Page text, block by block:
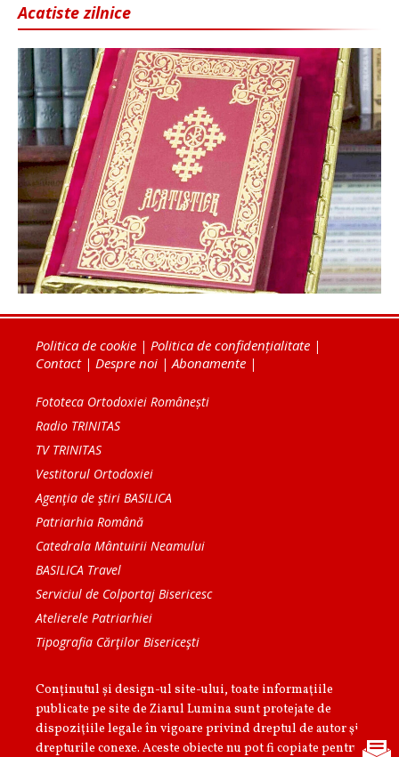
Acatiste zilnice
Politica de cookie | Politica de confidențialitate |
Contact| Despre noi |Abonamente |
Fototeca Ortodoxiei Românești
Radio TRINITAS
TV TRINITAS
Vestitorul Ortodoxiei
Agenţia de ştiri BASILICA
Patriarhia Română
Catedrala Mântuirii Neamului
BASILICA Travel
Serviciul de Colportaj Bisericesc
Atelierele Patriarhiei
Tipografia Cărţilor Bisericeşti
Conținutul și design-ul site-ului, toate informaţiile
publicate pe site de Ziarul Lumina sunt protejate de
dispoziţiile legale în vigoare privind dreptul de autor şi
drepturile conexe. Aceste obiecte nu pot fi copiate pentru